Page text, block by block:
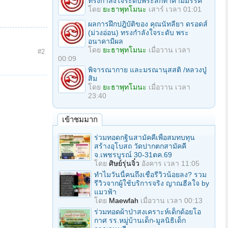
#2
โดย ยะธาพุทโมนะ เสาร์ เวลา 01:01
ผลการฝึกปฎิบัติของ คุณนัทลียา ดรอดส์
(ม่วงอ่อน) ทรงกำลังใจระดับ พระ
อนาคามีผล
โดย ยะธาพุทโมนะ เมื่อวาน เวลา
00:09
พิจารณากาย และมรณานุสสติ /หลวงปู่
สิม
โดย ยะธาพุทโมนะ เมื่อวาน เวลา
23:40
เข้าชมมาก
ร่วมทอดกฐินสามัคคีเพื่อสมทบทุน
สร้างอุโบสถ วัดปากตกสามัคคี
จ.เพชรบูรณ์ 30-31ตค.69
โดย ศิษย์รุ่นจิ๋ว อังคาร เวลา 11:05
ทำไมวันนี้คนถึงเชื่อรีวิวน้อยลง? รวม
รีวิวจากผู้ใช้บริการจริง ญาณฮีลใจ by
แมวฟ้า
โดย Maewfah เมื่อวาน เวลา 00:13
ร่วมทอดผ้าป่าสงเคราะห์เด็กด้อยโอ
กาศ รร.หมู่บ้านเด็ก-มูลนิธิเด็ก